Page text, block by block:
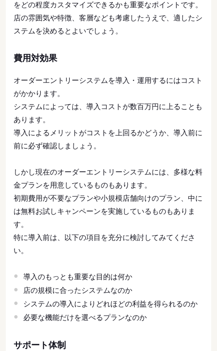
をどの程度カスタマイズできるかも重要なポイントです。
店の雰囲気や特徴、客層なども考慮したうえで、適したシ
ステムを決めるとよいでしょう。
費用対効果
オーダーエントリーシステムを導入・運用するにはコスト
がかかります。
システムによっては、導入コストが数百万円に上ることも
あります。
導入によるメリットがコストを上回るかどうか、導入前に
前に必ず確認しましょう。
しかし現在のオーダーエントリーシステムには、多様な料
金プランを用意しているものもあります。
初期費用が不要なプランや小規模店舗向けのプラン、中に
は無料お試しキャンペーンを実施しているものもありま
す。
特に導入前は、以下の項目を充分に検討してみてくださ
い。
導入のもっとも重要な目的は何か
店の規模に合ったシステムなのか
システムの導入によりどれほどの利益を得られるのか
必要な機能だけを選べるプランなのか
サポート体制